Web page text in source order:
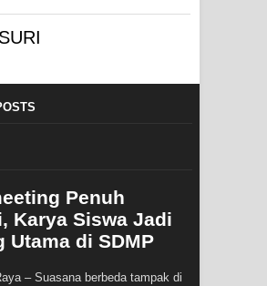
Penuh
Karya Siswa Jadi
Utama di SDMP
– Suasana berbeda tampak di